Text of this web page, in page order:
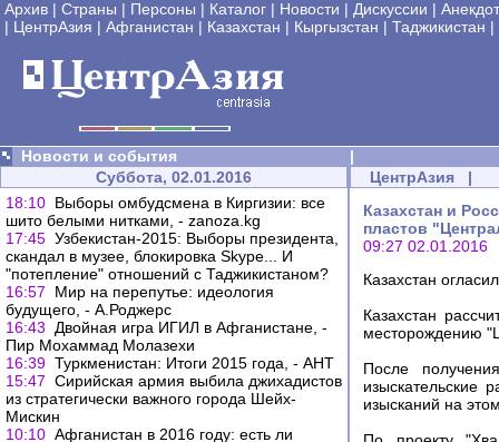
Архив | Страны | Персоны | Каталог | Новости | Дискуссии |
| ЦентрАзия | Афганистан | Казахстан | Кыргызстан | Таджикистан |
Новости и события
|
Суббота, 02.01.2016
18:10 Выборы омбудсмена в Киргизии: все
шито белыми нитками, - zanoza.kg
17:45 Узбекистан-2015: Выборы президента,
скандал в музее, блокировка Skype... И
"потепление" отношений с Таджикистаном?
16:57
Мир на перепутье: идеология
будущего, - А.Роджерс
16:43
Двойная игра ИГИЛ в Афганистане, -
Пир Мохаммад Молазехи
16:39 Туркменистан: Итоги 2015 года, - АНТ
15:47 Сирийская армия выбила джихадистов
из стратегически важного города Шейх-
Мискин
10:10 Афганистан в 2016 году: есть ли
ЦентрАзия |
Казахстан и
пластов
09:27 02.01.2016
Казахстан
Казахстан
месторождению
После
изыскательские
изысканий на